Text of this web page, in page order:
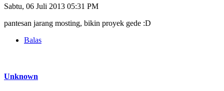
Sabtu, 06 Juli 2013 05:31 PM
pantesan jarang mosting, bikin proyek gede :D
Balas
Unknown